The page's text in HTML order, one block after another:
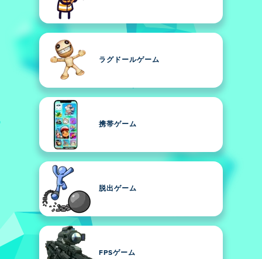
ラグドールゲーム
携帯ゲーム
脱出ゲーム
FPSゲーム